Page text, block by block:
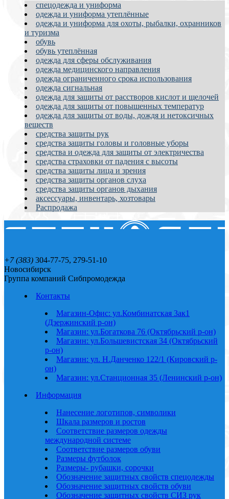
спецодежда и униформа
одежда и униформа утеплённые
одежда и униформа для охоты, рыбалки, охранников
и туризма
обувь
обувь утеплённая
одежда для сферы обслуживания
одежда медицинского направления
одежда ограниченного срока использования
одежда сигнальная
одежда для защиты от расстворов кислот и щелочей
одежда для защиты от повышенных температур
одежда для защиты от воды, дождя и нетоксичных
веществ
средства защиты рук
средства защиты головы и головные уборы
средства и одежда для защиты от электричества
средства страховки от падения с высоты
средства защиты лица и зрения
средства защиты органов слуха
средства защиты органов дыхания
аксессуары, инвентарь, хозтовары
Распродажа
+7 (383) 304-77-75, 279-51-10
Новосибирск
Группа компаний Сибпромодежда
Контакты
Магазин-Офис: ул.Комбинатская 3ак1
(Дзержинский р-он)
Магазин: ул.Богаткова 76 (Октябрьский р-он)
Магазин: ул.Большевистская 34 (Октябрьский
р-он)
Магазин: ул. Н.Данченко 122/1 (Кировский р-
он)
Магазин: ул.Станционная 35 (Ленинский р-он)
Информация
Нанесение логотипов, символики
Шкала размеров и ростов
Соответствие размеров одежды
международной системе
Соответствие размеров обуви
Размеры футболок
Размеры- рубашки, сорочки
Обозначение защитных свойств спецодежды
Обозначение защитных свойств обуви
Обозначение защитных свойств СИЗ рук